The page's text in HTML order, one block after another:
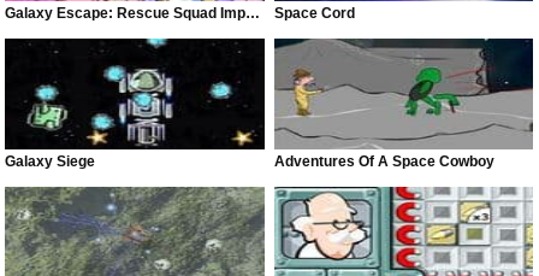
Galaxy Escape: Rescue Squad Impossible Space Cord
Galaxy Siege Adventures Of A Space Cowboy